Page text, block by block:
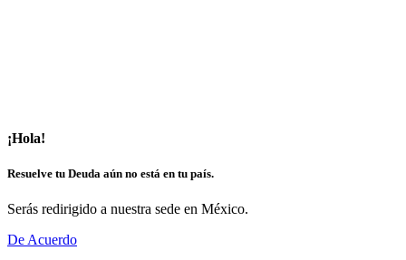
¡Hola!
Resuelve tu Deuda aún no está en tu país.
Serás redirigido a nuestra sede en México.
De Acuerdo